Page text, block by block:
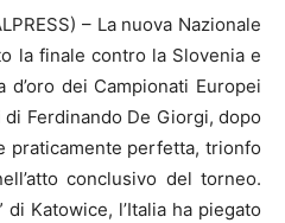
– La nuova Nazionale
la finale contro la Slovenia e
dei Campionati Europei
Ferdinando De Giorgi, dopo
praticamente perfetta, trionfo
conclusivo del torneo.
di Katowice, l’Italia ha piegato